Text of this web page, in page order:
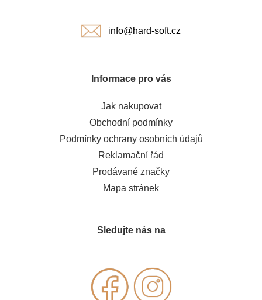
info@hard-soft.cz
Informace pro vás
Jak nakupovat
Obchodní podmínky
Podmínky ochrany osobních údajů
Reklamační řád
Prodávané značky
Mapa stránek
Sledujte nás na